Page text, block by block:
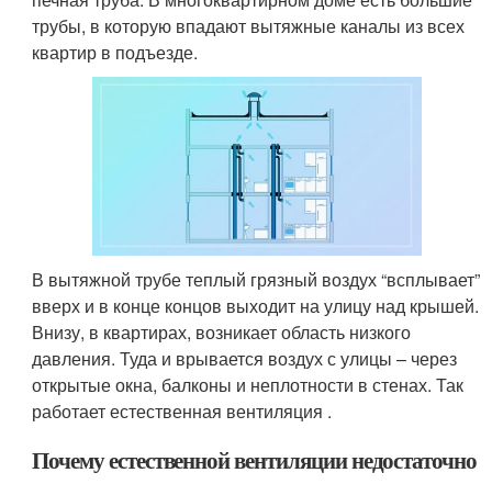
трубы, в которую впадают вытяжные каналы из всех
квартир в подъезде.
В вытяжной трубе теплый грязный воздух “всплывает”
вверх и в конце концов выходит на улицу над крышей.
Внизу, в квартирах, возникает область низкого
давления. Туда и врывается воздух с улицы – через
открытые окна, балконы и неплотности в стенах. Так
работает естественная вентиляция .
Почему естественной вентиляции недостаточно